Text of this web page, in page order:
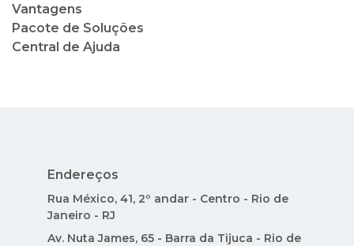
Vantagens
Pacote de Soluções
Central de Ajuda
Endereços
Rua México, 41, 2º andar - Centro - Rio de
Janeiro - RJ
Av. Nuta James, 65 - Barra da Tijuca - Rio de